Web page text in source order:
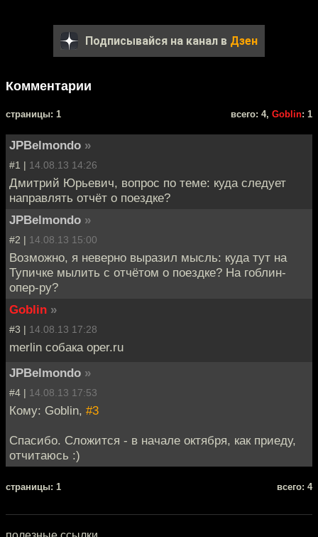
Подписывайся на канал в Дзен
Комментарии
cтраницы: 1 всего: 4, Goblin: 1
JPBelmondo »
#1 | 14.08.13 14:26
Дмитрий Юрьевич, вопрос по теме: куда следует
направлять отчёт о поездке?
JPBelmondo »
#2 | 14.08.13 15:00
Возможно, я неверно выразил мысль: куда тут на
Тупичке мылить с отчётом о поездке? На гоблин-
опер-ру?
Goblin »
#3 | 14.08.13 17:28
merlin собака oper.ru
JPBelmondo »
#4 | 14.08.13 17:53
Кому: Goblin, #3
Спасибо. Сложится - в начале октября, как приеду,
отчитаюсь :)
cтраницы: 1 всего: 4